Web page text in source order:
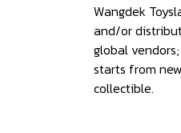
Wangdek
and/or
global
starts from
collectible.